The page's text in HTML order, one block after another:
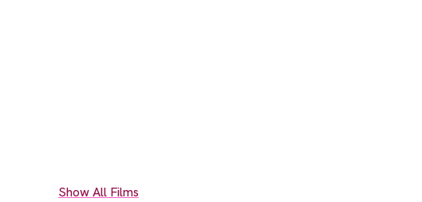
Show All Films